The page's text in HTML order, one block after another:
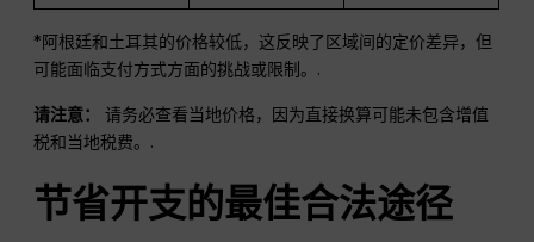
*阿根廷和土耳其的价格较低，这反映了区域间的定价差异，但
可能面临支付方式方面的挑战或限制。.
请注意：
请务必查看当地价格，因为直接换算可能未包含增值
税和当地税费。.
节省开支的最佳合法途径